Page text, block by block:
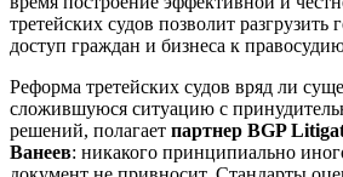
третейских судов позволит разгрузить
доступ граждан и бизнеса к
Реформа третейских судов вряд ли
сложившуюся ситуацию с
решений, полагает партнер BGP
Ванеев: никакого принципиально